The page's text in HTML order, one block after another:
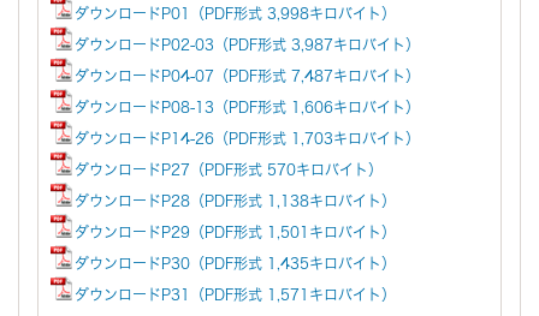
ダウンロードP01（PDF形式 3,998キロバイト）
ダウンロードP02-03（PDF形式 3,987キロバイト）
ダウンロードP04-07（PDF形式 7,487キロバイト）
ダウンロードP08-13（PDF形式 1,606キロバイト）
ダウンロードP14-26（PDF形式 1,703キロバイト）
ダウンロードP27（PDF形式 570キロバイト）
ダウンロードP28（PDF形式 1,138キロバイト）
ダウンロードP29（PDF形式 1,501キロバイト）
ダウンロードP30（PDF形式 1,435キロバイト）
ダウンロードP31（PDF形式 1,571キロバイト）